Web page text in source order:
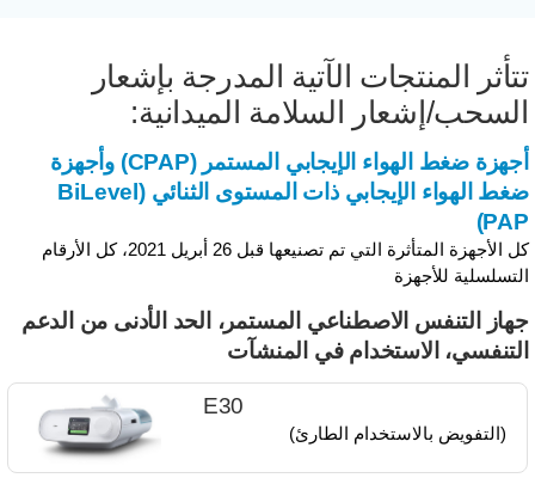
المنتجات الآتية المدرجة بإشعار
إشعار السلامة الميدانية:
أجهزة ضغط الهواء الإيجابي المستمر (CPAP) وأجهزة
ضغط الهواء الإيجابي ذات المستوى الثنائي (BiLevel
كل الأجهزة المتأثرة التي تم تصنيعها قبل 26 أبريل 2021، كل الأرقام
للأجهزة
التنفس الاصطناعي المستمر، الحد الأدنى من الدعم
الاستخدام في المنشآت
E30
(التفويض بالاستخدام الطارئ)